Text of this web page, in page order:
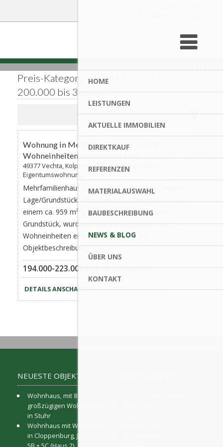
HOME
LEISTUNGEN
AKTUELLE IMMOBILIEN
DIREKTKAUF
REFERENZEN
MATERIALAUSWAHL
BAUBESCHREIBUNG
NEWS & BLOG
ÜBER UNS
KONTAKT
Preis-Kategorie: 150.000 bis 200.000,
200.000 bis 350.000
AKTUALISIERT
Wohnung in Mehrfamilienhaus mit 12
Wohneinheiten in Vechta (2. OG)
49377 Vechta, Kolpingstr. 36 | Altbauwohnung -
Eigentumswohnung
Mehrfamilienhaus mit 12 Wohneinheiten in Vechta
Lage/Grundstück: 49377 Vechta, Kolpingstr. 36; Auf
einem ca. 959 m² großen, zentral gelegenem
Grundstück, wurde ein Mehrfamilienhaus mit 12
Wohneinheiten erstellt. (Baujahr 1972)
Objektbeschreibung: […]
194.000-223.000 EUR 77,06-90,47m²
DETAILS ANSCHAUEN »
NEUESTE OBJEKTE
Wohnhaus, mit 8
großzügigen Wohnungen
in Stuhr
Wohnhaus mit Walmdach
in Cloppenburg, Juiststraße